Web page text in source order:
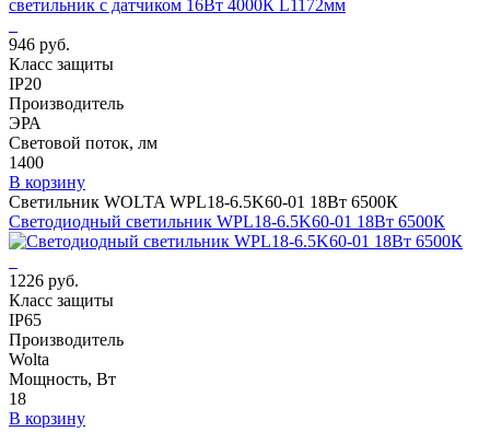
946 руб.
Класс защиты
IP20
Производитель
ЭРА
Световой поток, лм
1400
В корзину
Светильник WOLTA WPL18-6.5K60-01 18Вт 6500К
Светодиодный светильник WPL18-6.5K60-01 18Вт 6500К
1226 руб.
Класс защиты
IP65
Производитель
Wolta
Мощность, Вт
18
В корзину